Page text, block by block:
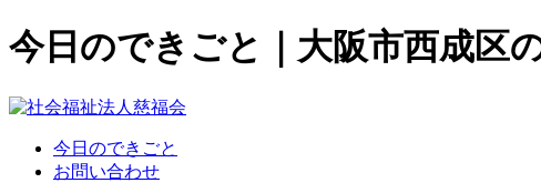
今日のできごと｜大阪市西成区
今日のできごと
お問い合わせ